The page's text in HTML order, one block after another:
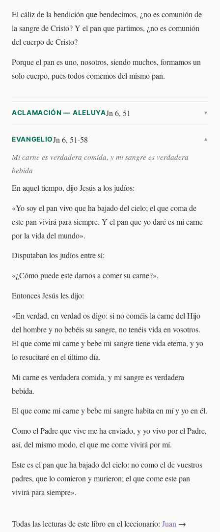
El cáliz de la bendición que bendecimos, ¿no es comunión de
la sangre de Cristo? Y el pan que partimos, ¿no es comunión
del cuerpo de Cristo?
Porque el pan es uno, nosotros, siendo muchos, formamos un
solo cuerpo, pues todos comemos del mismo pan.
ACLAMACIÓN — ALELUYAJn 6, 51 ▼
EVANGELIOJn 6, 51-58 ▼
Mi carne es verdadera comida, y mi sangre es verdadera
bebida
En aquel tiempo, dijo Jesús a los judíos:
«Yo soy el pan vivo que ha bajado del cielo; el que coma de
este pan vivirá para siempre. Y el pan que yo daré es mi carne
por la vida del mundo».
Disputaban los judíos entre sí:
«¿Cómo puede este darnos a comer su carne?».
Entonces Jesús les dijo:
«En verdad, en verdad os digo: si no coméis la carne del Hijo
del hombre y no bebéis su sangre, no tenéis vida en vosotros.
El que come mi carne y bebe mi sangre tiene vida eterna, y yo
lo resucitaré en el último día.
Mi carne es verdadera comida, y mi sangre es verdadera
bebida.
El que come mi carne y bebe mi sangre habita en mí y yo en él.
Como el Padre que vive me ha enviado, y yo vivo por el Padre,
así, del mismo modo, el que me come vivirá por mí.
Este es el pan que ha bajado del cielo: no como el de vuestros
padres, que lo comieron y murieron; el que come este pan
vivirá para siempre».
Todas las lecturas de este libro en el leccionario: Juan →